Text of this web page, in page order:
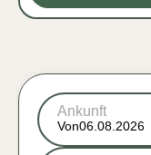
Ankunft
Von